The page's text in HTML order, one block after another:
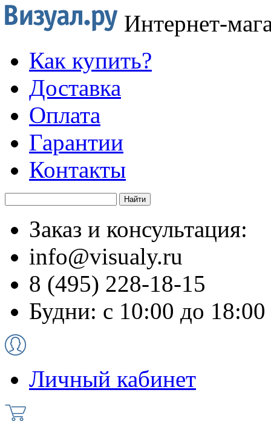
Интернет-
Как купить?
Доставка
Оплата
Гарантии
Контакты
Заказ и консультация:
info@visualy.ru
8 (495) 228-18-15
Будни: с 10:00 до 18:00
Личный кабинет